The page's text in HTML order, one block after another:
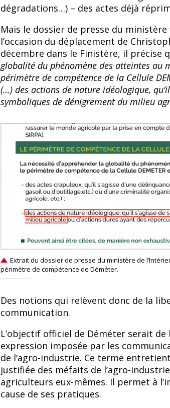
dégradations…) – des actes déjà
Mais le dossier de presse du
l’occasion du déplacement de
décembre dans le Finistère, il précise
globalité du phénomène des atteintes au
périmètre de compétence de la Cellule
(…) des actions de nature idéologique,
symboliques de dénigrement du milieu
Extrait du dossier de presse du ministère de
périmètre de compétence de Déméter.
Des notions qui relèvent donc de la
communication.
L’objectif officiel de Déméter serait
expression imposée par les
de l’agro-industrie. Ce terme
justifiée des méfaits de l’agro-
agriculteurs eux-mêmes. Il permet à
cause de ses pratiques.